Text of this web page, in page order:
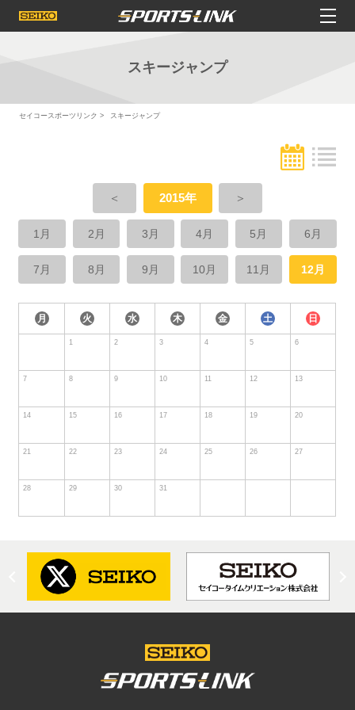
スキージャンプ
セイコースポーツリンク スキージャンプ
＜ 2015年 ＞
1月 2月 3月 4月 5月 6月
7月 8月 9月 10月 11月 12月
月 火 水 木 金 土 日
1 2 3 4 5 6
7 8 9 10 11 12 13
14 15 16 17 18 19 20
21 22 23 24 25 26 27
28 29 30 31